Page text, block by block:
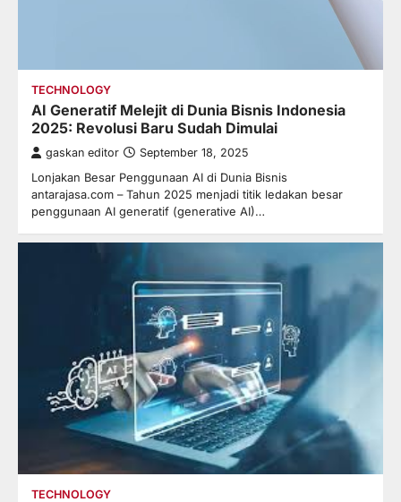
TECHNOLOGY
AI Generatif Melejit di Dunia Bisnis Indonesia
2025: Revolusi Baru Sudah Dimulai
gaskan editor September 18, 2025
Lonjakan Besar Penggunaan AI di Dunia Bisnis
antarajasa.com – Tahun 2025 menjadi titik ledakan besar
penggunaan AI generatif (generative AI)…
TECHNOLOGY